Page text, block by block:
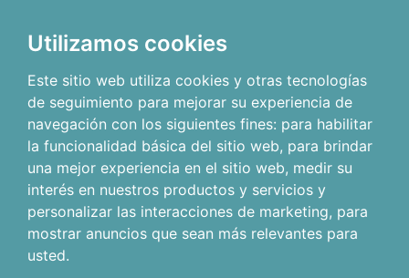
Utilizamos cookies
Este sitio web utiliza cookies y otras tecnologías
de seguimiento para mejorar su experiencia de
navegación con los siguientes fines: para habilitar
la funcionalidad básica del sitio web, para brindar
una mejor experiencia en el sitio web, medir su
interés en nuestros productos y servicios y
personalizar las interacciones de marketing, para
mostrar anuncios que sean más relevantes para
usted.